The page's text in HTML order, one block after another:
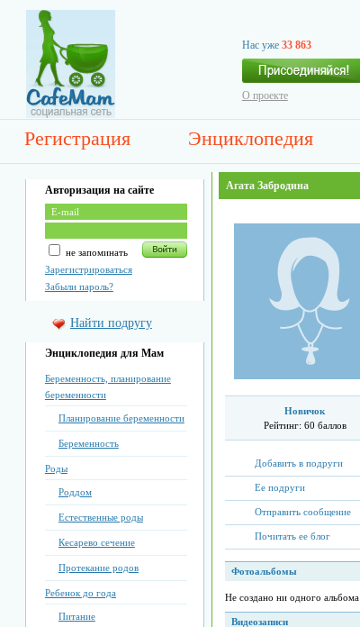
Нас уже 33 863
О проекте
Регистрация Энциклопедия
Авторизация на сайте
не запоминать
Зарегистрироваться
Забыли пароль?
Найти подругу
Энциклопедия для Мам
Беременность, планирование
беременности
Планирование беременности
Беременность
Роды
Роддом
Естественные роды
Кесарево сечение
Протекание родов
Ребенок до года
Питание
Агата Забродина
Новичок
Рейтинг: 60 баллов
Добавить в подруги
Ее подруги
Отправить сообщение
Почитать ее блог
Фотоальбомы
Не создано ни одного альбома
Видеозаписи